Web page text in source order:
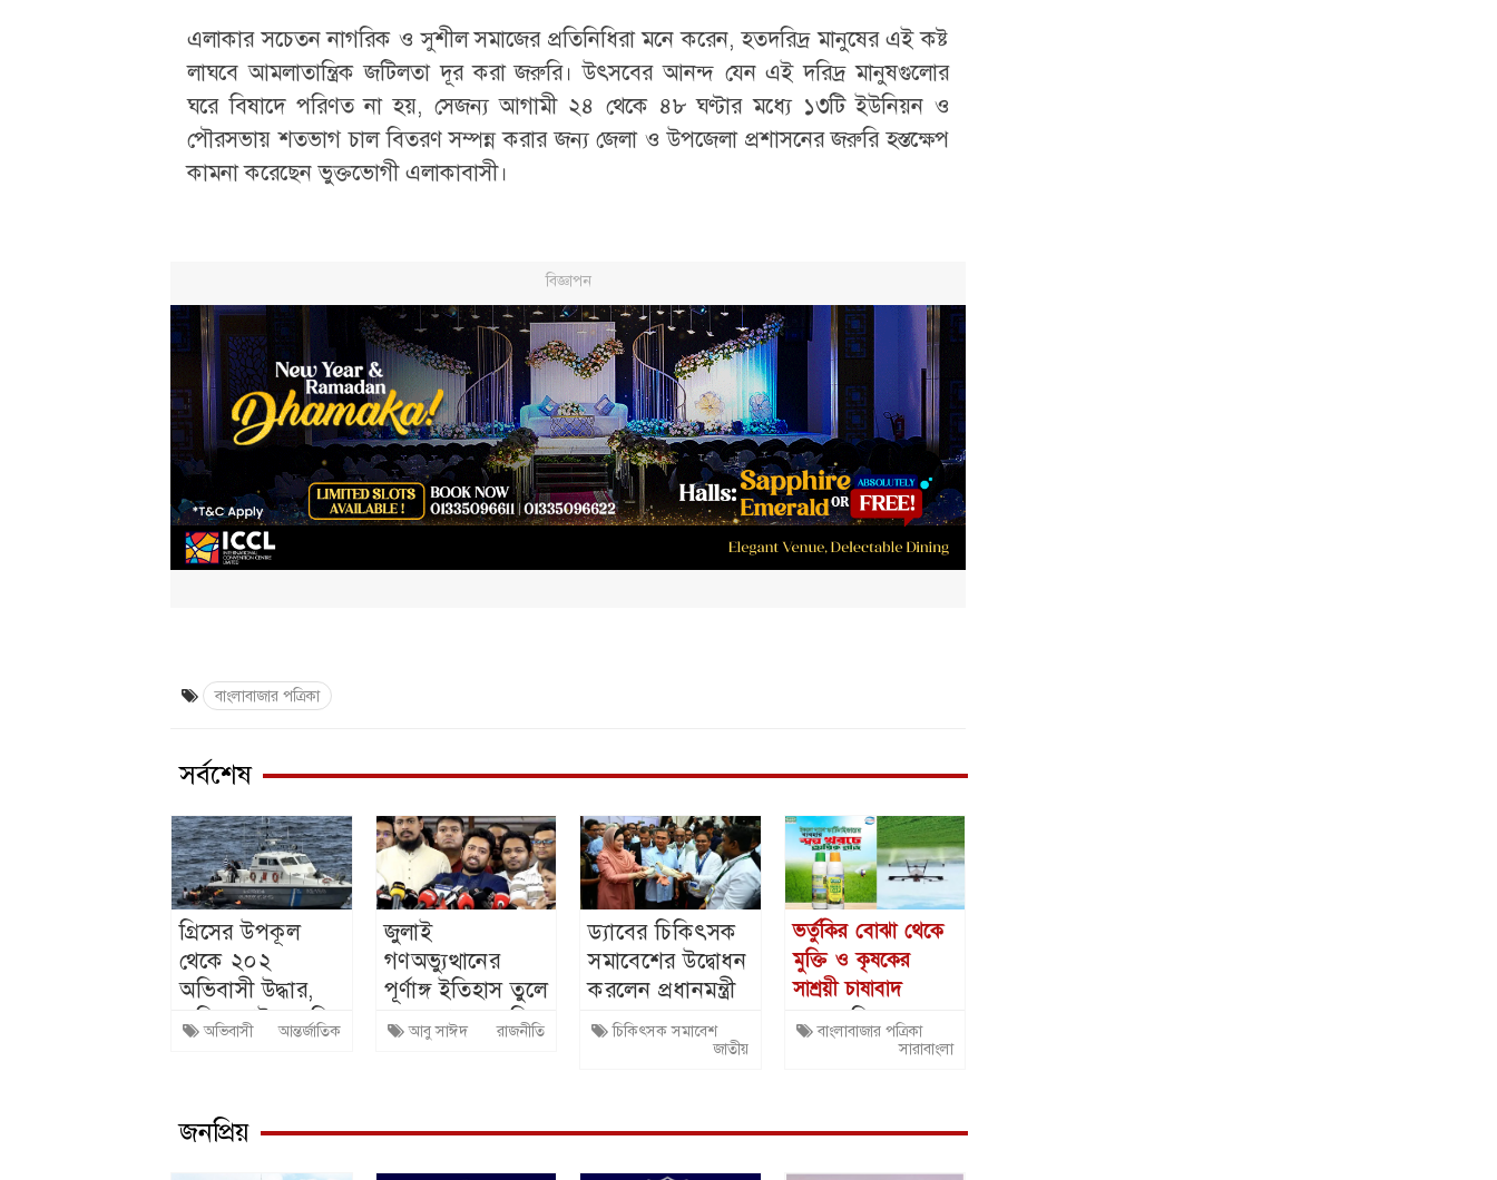
​​এলাকার সচেতন নাগরিক ও সুশীল সমাজের প্রতিনিধিরা মনে করেন, হতদরিদ্র মানুষের এই কষ্ট
লাঘবে আমলাতান্ত্রিক জটিলতা দূর করা জরুরি। উৎসবের আনন্দ যেন এই দরিদ্র মানুষগুলোর
ঘরে বিষাদে পরিণত না হয়, সেজন্য আগামী ২৪ থেকে ৪৮ ঘণ্টার মধ্যে ১৩টি ইউনিয়ন ও
পৌরসভায় শতভাগ চাল বিতরণ সম্পন্ন করার জন্য জেলা ও উপজেলা প্রশাসনের জরুরি হস্তক্ষেপ
কামনা করেছেন ভুক্তভোগী এলাকাবাসী।
বাংলাবাজার পত্রিকা
সর্বশেষ
গ্রিসের উপকূল
থেকে ২০২
অভিবাসী উদ্ধার,
অধিকাংশই সুদানি
ও বাংলাদেশি
অভিবাসী আন্তর্জাতিক
জুলাই
গণঅভ্যুত্থানের
পূর্ণাঙ্গ ইতিহাস তুলে
ধরার আহ্বান নাহিদ
ইসলামের
আবু সাঈদ রাজনীতি
ড্যাবের চিকিৎসক
সমাবেশের উদ্বোধন
করলেন প্রধানমন্ত্রী
চিকিৎসক সমাবেশ
জাতীয়
ভর্তুকির বোঝা থেকে
মুক্তি ও কৃষকের
সাশ্রয়ী চাষাবাদ
সারের বিকল্পে
ন্যানো প্রযুক্তির
বাংলাবাজার পত্রিকা
সারাবাংলা
জনপ্রিয়